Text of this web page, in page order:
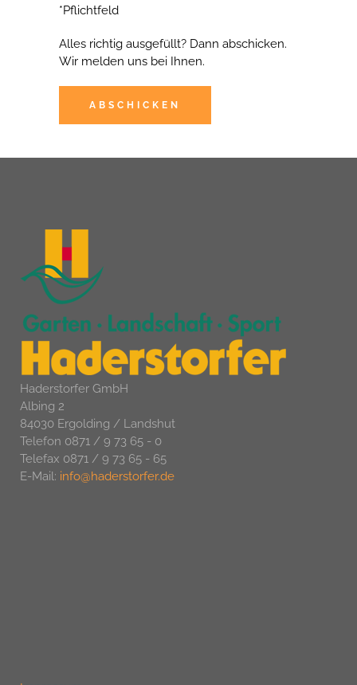
*Pflichtfeld
Alles richtig ausgefüllt? Dann abschicken.
Wir melden uns bei Ihnen.
Haderstorfer GmbH
Albing 2
84030 Ergolding / Landshut
Telefon 0871 / 9 73 65 - 0
Telefax 0871 / 9 73 65 - 65
E-Mail: info@haderstorfer.de